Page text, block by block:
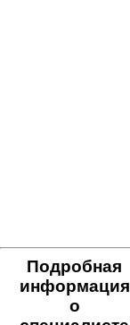
Подробная
информация
о